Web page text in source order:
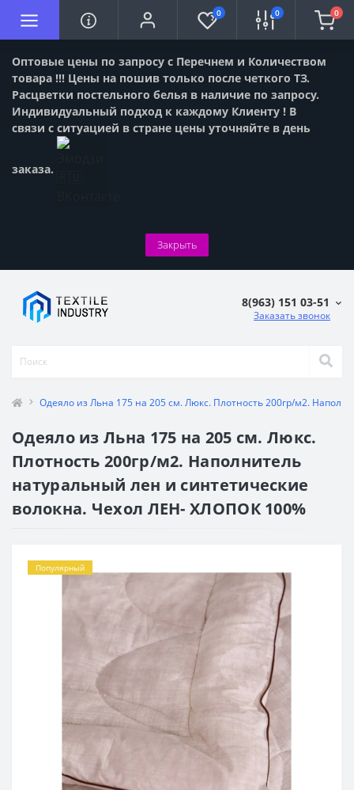
Оптовые цены по запросу с Перечнем и Количеством
товара !!! Цены на пошив только после четкого ТЗ.
Расцветки постельного белья в наличие по запросу.
Индивидуальный подход к каждому Клиенту ! В
связи с ситуацией в стране цены уточняйте в день
заказа.
Закрыть
0 0 0
8(963) 151 03-51
Заказать звонок
Одеяло из Льна 175 на 205 см. Люкс. Плотность 200гр/м2.
Одеяло из Льна 175 на 205 см. Люкс.
Плотность 200гр/м2. Наполнитель
натуральный лен и синтетические
волокна. Чехол ЛЕН- ХЛОПОК 100%
Популярный